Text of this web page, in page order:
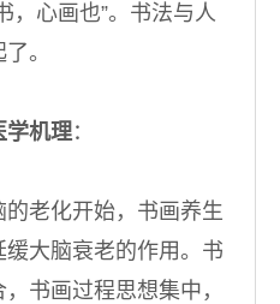
心画也”。书法与人
。
学机理：
老化开始，书画养生
大脑衰老的作用。书
书画过程思想集中，